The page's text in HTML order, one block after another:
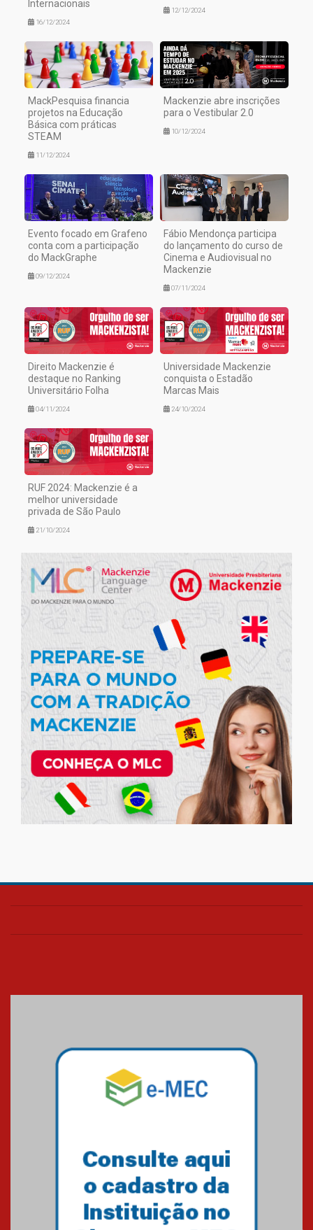
Internacionais
16/12/2024
12/12/2024
MackPesquisa financia
projetos na Educação
Básica com práticas
STEAM
11/12/2024
Mackenzie abre inscrições
para o Vestibular 2.0
10/12/2024
Evento focado em Grafeno
conta com a participação
do MackGraphe
09/12/2024
Fábio Mendonça participa
do lançamento do curso de
Cinema e Audiovisual no
Mackenzie
07/11/2024
Direito Mackenzie é
destaque no Ranking
Universitário Folha
04/11/2024
Universidade Mackenzie
conquista o Estadão
Marcas Mais
24/10/2024
RUF 2024: Mackenzie é a
melhor universidade
privada de São Paulo
21/10/2024